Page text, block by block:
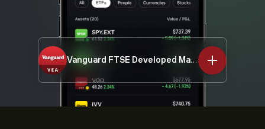
Vanguard FTSE Developed Market ETF